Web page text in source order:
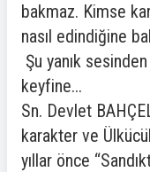
bakmaz. Kimse
nasıl edindiğine
Şu yanık
keyfine...
Sn. Devlet
karakter ve
yıllar önce